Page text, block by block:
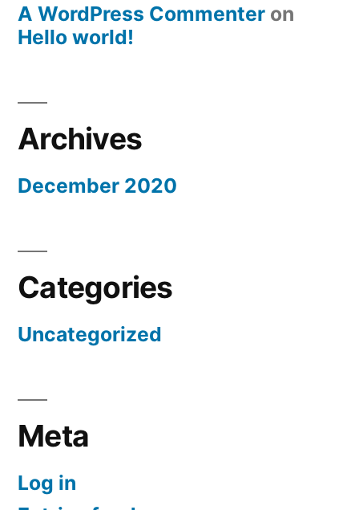
A WordPress Commenter on
Hello world!
Archives
December 2020
Categories
Uncategorized
Meta
Log in